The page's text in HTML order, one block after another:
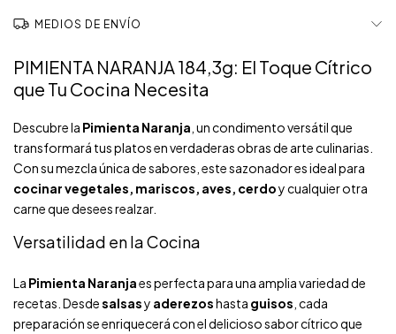
MEDIOS DE ENVÍO
PIMIENTA NARANJA 184,3g: El Toque Cítrico
que Tu Cocina Necesita
Descubre la Pimienta Naranja , un condimento versátil que
transformará tus platos en verdaderas obras de arte culinarias.
Con su mezcla única de sabores, este sazonador es ideal para
cocinar vegetales, mariscos, aves, cerdoy cualquier otra
carne que desees realzar.
Versatilidad en la Cocina
La Pimienta Naranjaes perfecta para una amplia variedad de
recetas. Desdesalsasy aderezoshasta guisos , cada
preparación se enriquecerá con el delicioso sabor cítrico que